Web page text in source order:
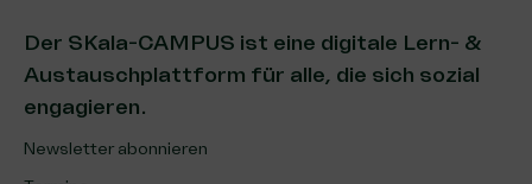
Der SKala-CAMPUS ist eine digitale Lern- &
Austauschplattform für alle, die sich sozial
engagieren.
Newsletter abonnieren